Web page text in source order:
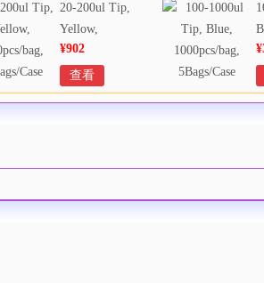
20-200ul Tip,
Yellow,
1000pcs/bag,
20Bags/Case
¥902
查看